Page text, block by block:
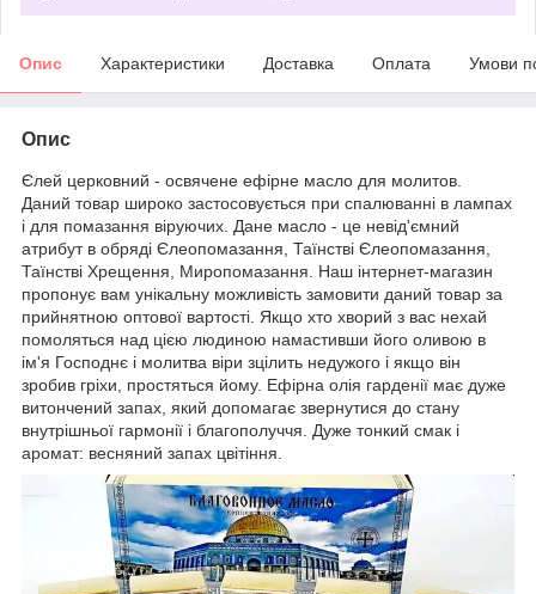
Опис Характеристики Доставка Оплата Умови
Опис
Єлей церковний - освячене ефірне масло для молитов.
Даний товар широко застосовується при спалюванні в лампах
і для помазання віруючих. Дане масло - це невід'ємний
атрибут в обряді Єлеопомазання, Таїнстві Єлеопомазання,
Таїнстві Хрещення, Миропомазання. Наш інтернет-магазин
пропонує вам унікальну можливість замовити даний товар за
прийнятною оптової вартості. Якщо хто хворий з вас нехай
помоляться над цією людиною намастивши його оливою в
ім'я Господнє і молитва віри зцілить недужого і якщо він
зробив гріхи, простяться йому. Ефірна олія гарденії має дуже
витончений запах, який допомагає звернутися до стану
внутрішньої гармонії і благополуччя. Дуже тонкий смак і
аромат: весняний запах цвітіння.